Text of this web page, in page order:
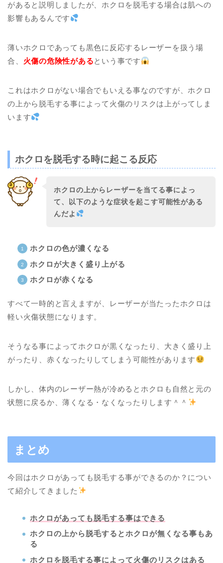
があると説明しましたが、ホクロを脱毛する場合は肌への
影響もあるんです
薄いホクロであっても黒色に反応するレーザーを扱う場
合、 火傷の危険性があるという事です
これはホクロがない場合でもいえる事なのですが、ホクロ
の上から脱毛する事によって火傷のリスクは上がってしま
います
ホクロを脱毛する時に起こる反応
ホクロの上からレーザーを当てる事によっ
て、以下のような症状を起こす可能性がある
んだよ
ホクロの色が濃くなる
ホクロが大きく盛り上がる
ホクロが赤くなる
すべて一時的と言えますが、レーザーが当たったホクロは
軽い火傷状態になります。
そうなる事によってホクロが黒くなったり、大きく盛り上
がったり、赤くなったりしてしまう可能性があります
しかし、体内のレーザー熱が冷めるとホクロも自然と元の
状態に戻るか、薄くなる・なくなったりします＾＾
まとめ
今回はホクロがあっても脱毛する事ができるのか？につい
て紹介してきました
ホクロがあっても脱毛する事はできる
ホクロの上から脱毛するとホクロが無くなる事もあ
る
ホクロを脱毛する事によって火傷のリスクはある